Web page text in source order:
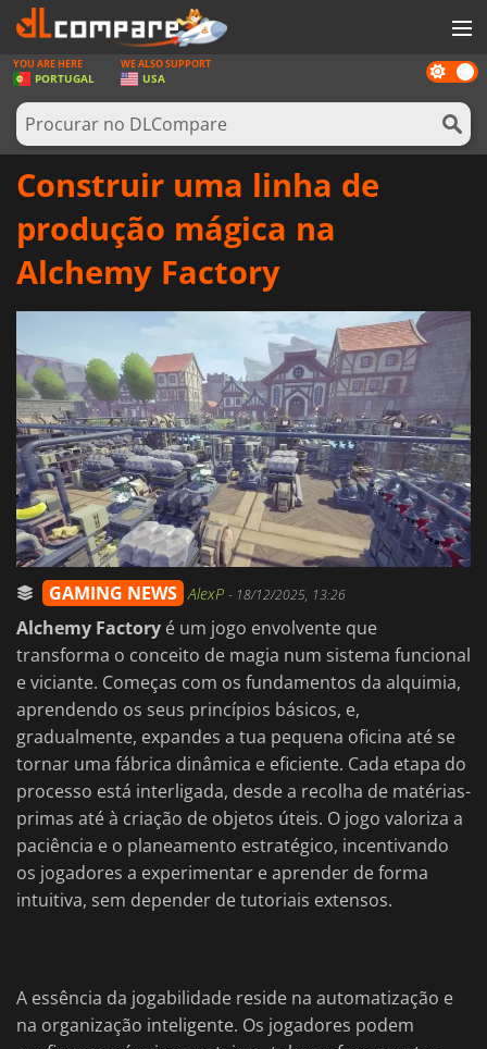
JOGOS
GAME CARDS
SOFTWARE
HARDWARE
Dark
mode
YOU ARE HERE
PORTUGAL
WE ALSO SUPPORT
USA
Construir uma linha de
produção mágica na
Alchemy Factory
GAMING NEWS AlexP - 18/12/2025, 13:26
Alchemy Factory é um jogo envolvente que
transforma o conceito de magia num sistema funcional
e viciante. Começas com os fundamentos da alquimia,
aprendendo os seus princípios básicos, e,
gradualmente, expandes a tua pequena oficina até se
tornar uma fábrica dinâmica e eficiente. Cada etapa do
processo está interligada, desde a recolha de matérias-
primas até à criação de objetos úteis. O jogo valoriza a
paciência e o planeamento estratégico, incentivando
os jogadores a experimentar e aprender de forma
intuitiva, sem depender de tutoriais extensos.
A essência da jogabilidade reside na automatização e
na organização inteligente. Os jogadores podem